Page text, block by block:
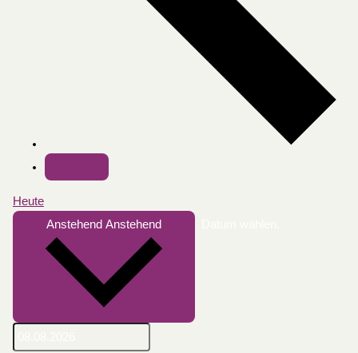
Heute
Anstehend Anstehend